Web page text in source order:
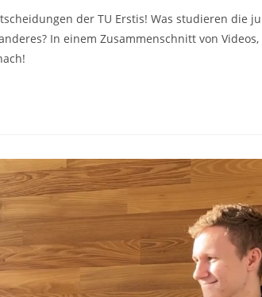
der TU Erstis! Was studieren die
In einem Zusammenschnitt von